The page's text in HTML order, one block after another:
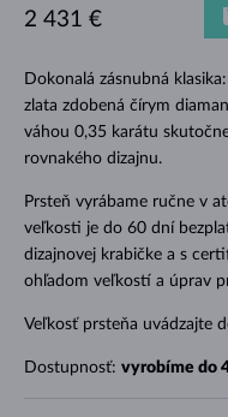
Dokonalá zásnubná
zlata zdobená čírym
váhou 0,35 karátu
rovnakého dizajnu.
Prsteň vyrábame ručne v
veľkosti je do 60 dní
dizajnovej krabičke a s
ohľadom veľkostí a úprav
Veľkosť prsteňa uvádzajte
Dostupnosť: vyrobíme do
2 431 €